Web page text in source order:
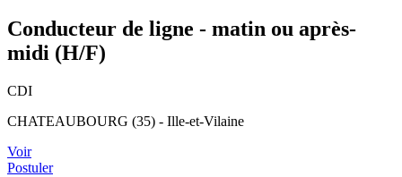
Conducteur de ligne - matin ou après-
midi (H/F)
CDI
CHATEAUBOURG (35) - Ille-et-Vilaine
Voir
Postuler